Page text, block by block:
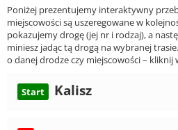
Poniżej prezentujemy interaktywny
miejscowości są uszeregowane w
pokazujemy drogę (jej nr i rodzaj), a
miniesz jadąc tą drogą na wybranej
o danej drodze czy miejscowości – kliknij
Start Kalisz